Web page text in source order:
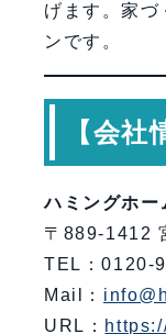
げます。家づ
ンです。
【会社
ハミングホー
〒889-1412
TEL：0120-
Mail：
URL：